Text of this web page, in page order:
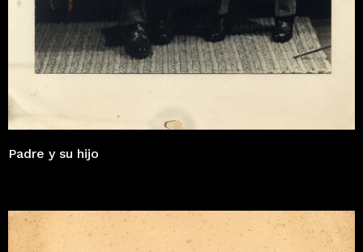
Padre y su hijo